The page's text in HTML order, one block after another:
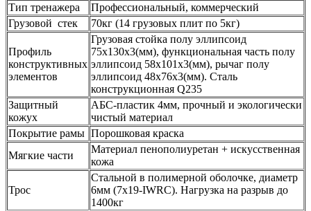
Тип тренажера
Профессиональный, коммерческий
Грузовой стек
70кг (14 грузовых плит по 5кг)
Профиль
конструктивных
элементов
Грузовая стойка полу эллипсоид
75х130х3(мм), функциональная часть полу
эллипсоид 58х101х3(мм), рычаг полу
эллипсоид 48х76х3(мм). Сталь
конструкционная Q235
Защитный
кожух
АБС-пластик 4мм, прочный и экологически
чистый материал
Покрытие рамы Порошковая краска
Мягкие части
Материал пенополиуретан + искусственная
кожа
Трос
Стальной в полимерной оболочке, диаметр
6мм (7x19-IWRC). Нагрузка на разрыв до
1400кг